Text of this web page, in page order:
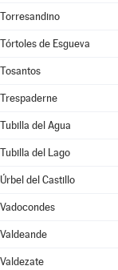
Torresandino
Tórtoles de Esgueva
Tosantos
Trespaderne
Tubilla del Agua
Tubilla del Lago
Úrbel del Castillo
Vadocondes
Valdeande
Valdezate